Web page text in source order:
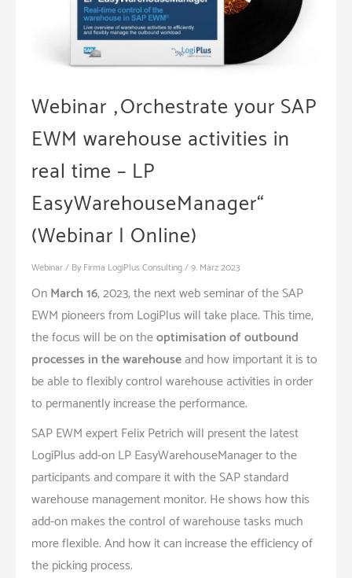
Webinar „Orchestrate your SAP
EWM warehouse activities in
real time – LP
EasyWarehouseManager“
(Webinar | Online)
Webinar/ By Firma LogiPlus Consulting/9. März 2023
OnMarch 16, 2023, the next web seminar of the SAP
EWM pioneers from LogiPlus will take place. This time,
the focus will be on theoptimisation of outbound
processes in the warehouseand how important it is to
be able to flexibly control warehouse activities in order
to permanently increase the performance.
SAP EWM expert Felix Petrich will present the latest
LogiPlus add-on LP EasyWarehouseManager to the
participants and compare it with the SAP standard
warehouse management monitor. He shows how this
add-on makes the control of warehouse tasks much
more flexible. And how it can increase the efficiency of
the picking process.